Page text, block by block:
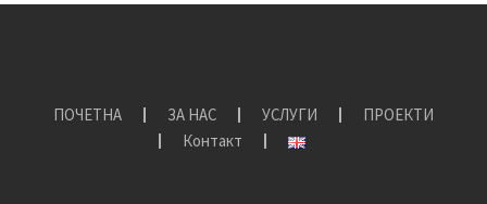
ПОЧЕТНА ЗА НАС УСЛУГИ
ПРОЕКТИ
Контакт